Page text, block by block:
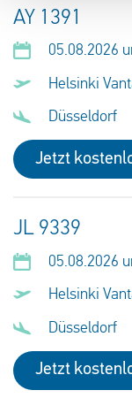
AY 1391
05.08.2026
Helsinki
Düsseldorf
Jetzt
JL 9339
05.08.2026
Helsinki
Düsseldorf
Jetzt